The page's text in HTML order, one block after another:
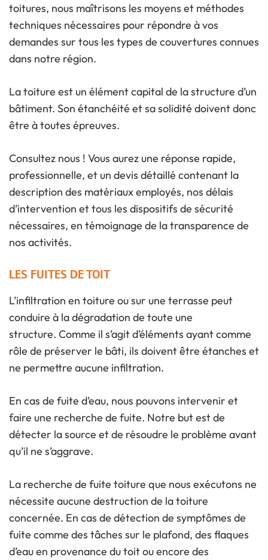
toitures, nous maîtrisons les moyens et méthodes
techniques nécessaires pour répondre à vos
demandes sur tous les types de couvertures connues
dans notre région.
La toiture est un élément capital de la structure d’un
bâtiment. Son étanchéité et sa solidité doivent donc
être à toutes épreuves.
Consultez nous ! Vous aurez une réponse rapide,
professionnelle, et un devis détaillé contenant la
description des matériaux employés, nos délais
d’intervention et tous les dispositifs de sécurité
nécessaires, en témoignage de la transparence de
nos activités.
LES FUITES DE TOIT
L’infiltration en toiture ou sur une terrasse peut
conduire à la dégradation de toute une
structure. Comme il s’agit d’éléments ayant comme
rôle de préserver le bâti, ils doivent être étanches et
ne permettre aucune infiltration.
En cas de fuite d’eau, nous pouvons intervenir et
faire une recherche de fuite. Notre but est de
détecter la source et de résoudre le problème avant
qu’il ne s’aggrave.
La recherche de fuite toiture que nous exécutons ne
nécessite aucune destruction de la toiture
concernée. En cas de détection de symptômes de
fuite comme des tâches sur le plafond, des flaques
d’eau en provenance du toit ou encore des